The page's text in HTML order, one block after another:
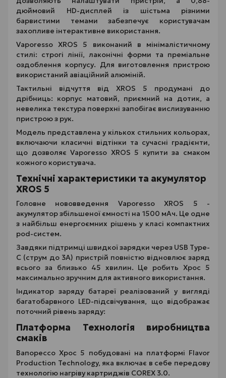
дюймовий HD-дисплей із шістьма різними
барвистими темами забезпечує користувачам
захопливе інтерактивне використання.
Vaporesso XROS 5 виконаний в мінімалістичному
стилі: строгі лінії, лаконічні форми та преміальне
оздоблення корпусу. Для виготовлення пристрою
використаний авіаційний алюміній.
Тактильні відчуття від XROS 5 продумані до
дрібниць: корпус матовий, приємний на дотик, а
невелика текстура поверхні запобігає вислизуванню
пристрою з рук.
Модель представлена у кількох стильних кольорах,
включаючи класичні відтінки та сучасні градієнти,
що дозволяє Vaporesso XROS 5 купити за смаком
кожного користувача.
Технічні характеристики та акумулятор
XROS 5
Головне нововведення Vaporesso XROS 5 -
акумулятор збільшеної ємності на 1500 мАч. Це одне
з найбільш енергоємних рішень у класі компактних
pod-систем.
Завдяки підтримці швидкої зарядки через USB Type-
C (струм до 3А) пристрій повністю відновлює заряд
всього за близько 45 хвилин. Це робить Хрос 5
максимально зручним для активного використання.
Індикатор заряду батареї реалізований у вигляді
багатобарвного LED-підсвічування, що відображає
поточний рівень заряду:
Платформа Технологія виробництва
смаків
Вапорессо Хрос 5 побудовані на платформі Flavor
Production Technology, яка включає в себе передову
технологію нагріву картриджів COREX 3.0.